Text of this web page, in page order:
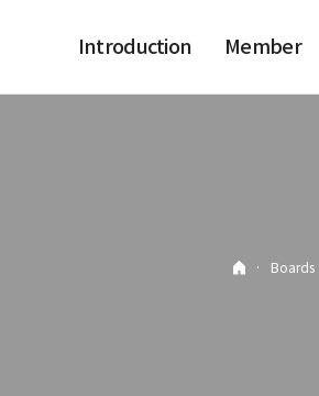
Introduction Member
· Boards